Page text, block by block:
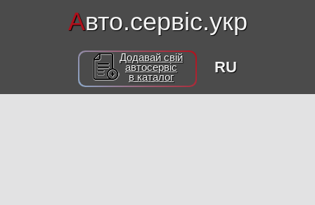
Авто.сервіс.укр
Додавай свій
автосервіс
в каталог
RU